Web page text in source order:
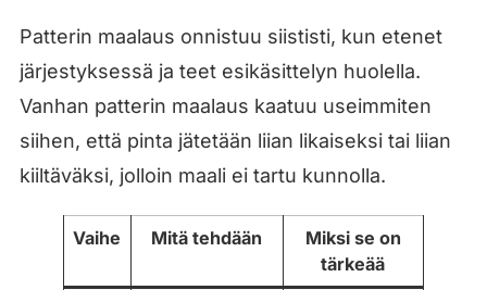
Patterin maalaus onnistuu siististi, kun etenet
järjestyksessä ja teet esikäsittelyn huolella.
Vanhan patterin maalaus kaatuu useimmiten
siihen, että pinta jätetään liian likaiseksi tai liian
kiiltäväksi, jolloin maali ei tartu kunnolla.
Vaihe Mitä tehdään
Miksi se on
tärkeää